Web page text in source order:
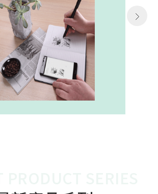
。模組在保持小型化的同時，
可用物距範圍，使其能在離紙
的位置仍精確讀取碼點，同時
高幀率SoC，能確保書寫筆跡
透過4000A模組能有
客戶開發週期，並確保在小型
仍維持高精度與穩定度，讓產
以最自然的方式，將紙本與數
緊密連結。